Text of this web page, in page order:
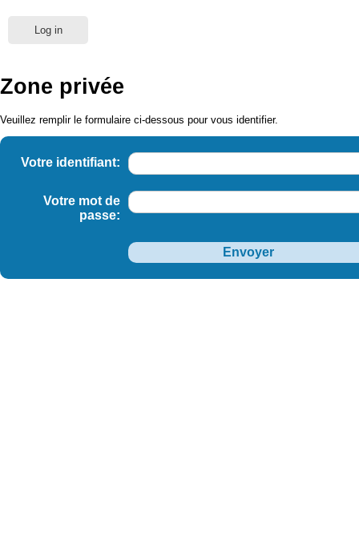
Log in
Zone privée
Veuillez remplir le formulaire ci-dessous pour vous identifier.
Votre identifiant:
Votre mot de
passe: